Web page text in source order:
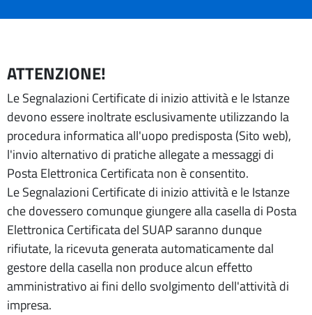
ATTENZIONE!
Le Segnalazioni Certificate di inizio attività e le Istanze
devono essere inoltrate esclusivamente utilizzando la
procedura informatica all'uopo predisposta (Sito web),
l'invio alternativo di pratiche allegate a messaggi di
Posta Elettronica Certificata non è consentito.
Le Segnalazioni Certificate di inizio attività e le Istanze
che dovessero comunque giungere alla casella di Posta
Elettronica Certificata del SUAP saranno dunque
rifiutate, la ricevuta generata automaticamente dal
gestore della casella non produce alcun effetto
amministrativo ai fini dello svolgimento dell'attività di
impresa.